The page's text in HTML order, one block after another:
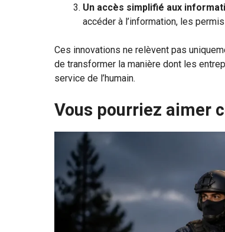
Un accès simplifié aux
accéder à l’information, les
Ces innovations ne relèvent pas
de transformer la manière dont les
service de l’humain.
Vous pourriez aimer